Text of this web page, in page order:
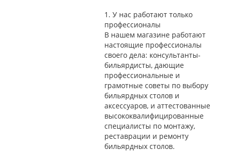
1. У нас работают только
профессионалы
В нашем магазине работают
настоящие профессионалы
своего дела: консультанты-
бильярдисты, дающие
профессиональные и
грамотные советы по выбору
бильярдных столов и
аксессуаров, и аттестованные
высококвалифицированные
специалисты по монтажу,
реставрации и ремонту
бильярдных столов.